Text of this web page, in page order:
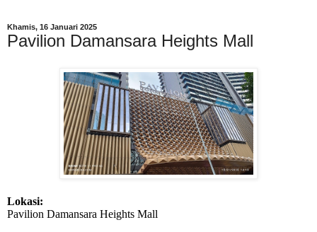
Khamis, 16 Januari 2025
Pavilion Damansara Heights Mall
Lokasi:
Pavilion Damansara Heights Mall